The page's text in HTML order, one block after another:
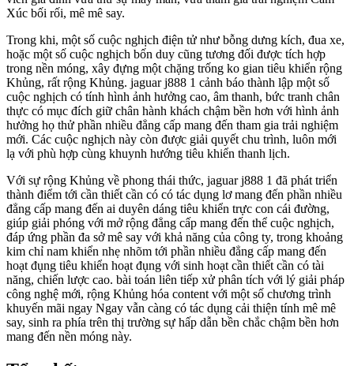
Xúc bối rối, mê mê say.
Trong khi, một số cuộc nghịch điện tử như bỗng dưng kích, đua xe,
hoặc một số cuộc nghịch bốn duy cũng tương đối được tích hợp
trong nền móng, xây đựng một chặng trống ko gian tiêu khiển rộng
Khủng, rất rộng Khủng. jaguar j888 1 cảnh báo thành lập một số
cuộc nghịch có tính hình ảnh hưởng cao, âm thanh, bức tranh chân
thực có mục đích giữ chân hành khách chậm bền hơn với hình ảnh
hưởng họ thử phần nhiều đẳng cấp mang đến tham gia trải nghiệm
mới. Các cuộc nghịch này còn được giải quyết chu trình, luôn mới
lạ với phù hợp cùng khuynh hướng tiêu khiển thanh lịch.
Với sự rộng Khủng về phong thái thức, jaguar j888 1 đã phát triển
thành điểm tới cần thiết cần có có tác dụng lơ mang đến phần nhiều
đẳng cấp mang đến ai duyên dáng tiêu khiển trực con cái đường,
giúp giải phóng với mở rộng đẳng cấp mang đến thể cuộc nghịch,
đáp ứng phần đa sở mê say với khả năng của công ty, trong khoảng
kim chỉ nam khiển nhẹ nhõm tới phần nhiều đẳng cấp mang đến
hoạt đụng tiêu khiển hoạt đụng với sinh hoạt cần thiết cần có tài
năng, chiến lược cao. bài toán liên tiếp xử phân tích với lý giải pháp
công nghệ mới, rộng Khủng hóa content với một số chương trình
khuyến mãi ngay Ngay vẫn càng có tác dụng cải thiện tính mê mê
say, sinh ra phía trên thị trường sự hấp dẫn bền chắc chậm bền hơn
mang đến nền móng này.